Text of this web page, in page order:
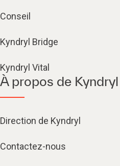
Conseil
Kyndryl Bridge
Kyndryl Vital
À propos de Kyndryl
Direction de Kyndryl
Contactez-nous